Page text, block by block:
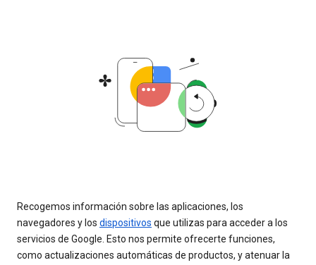
Recogemos información sobre las aplicaciones, los
navegadores y los dispositivos que utilizas para acceder a los
servicios de Google. Esto nos permite ofrecerte funciones,
como actualizaciones automáticas de productos, y atenuar la